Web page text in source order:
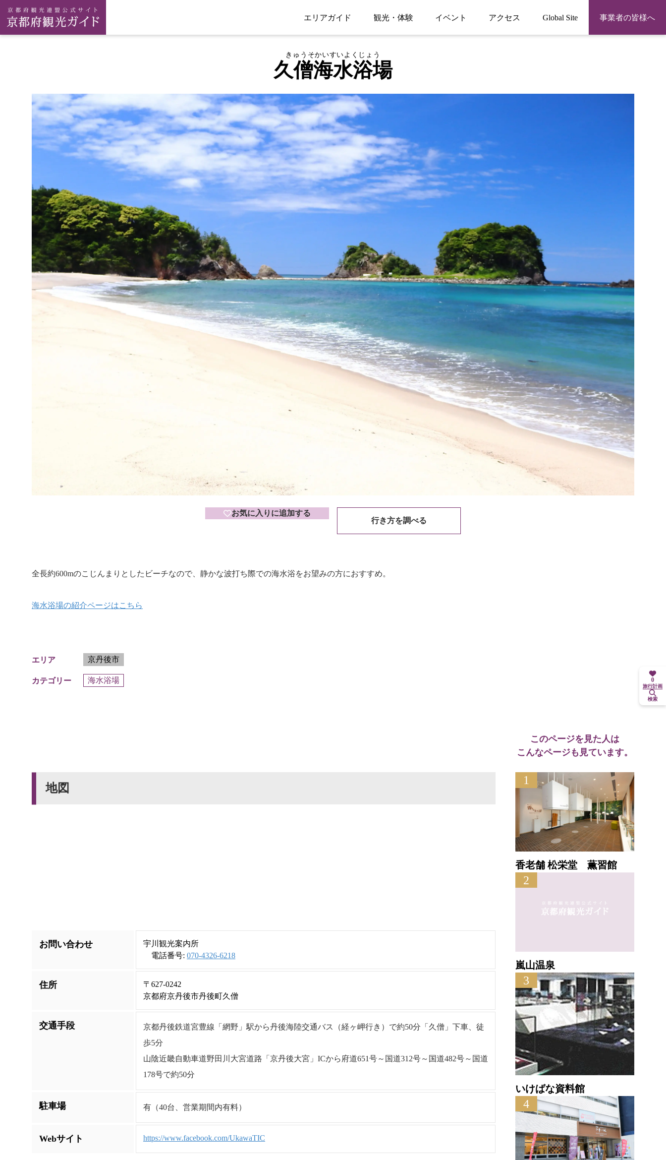
エリアガイド 観光・体験 イベント アクセス Global Site 事業者の皆様へ
久僧海水浴場
きゅうそかいすいよくじょう
お気に入りに追加する
行き方を調べる
全長約600mのこじんまりとしたビーチなので、静かな波打ち際での海水浴をお望みの方におすすめ。
海水浴場の紹介ページはこちら
エリア 京丹後市
カテゴリー 海水浴場
地図
お問い合わせ
宇川観光案内所
電話番号: 070-4326-6218
住所
〒627-0242
京都府京丹後市丹後町久僧
交通手段
京都丹後鉄道宮豊線「網野」駅から丹後海陸交通バス（経ヶ岬行き）で約50分「久僧」下車、徒
歩5分
山陰近畿自動車道野田川大宮道路「京丹後大宮」ICから府道651号～国道312号～国道482号～国道
178号で約50分
駐車場 有（40台、営業期間内有料）
Webサイト https://www.facebook.com/UkawaTIC
このページを見た人は
こんなページも見ています。
1
香老舗 松栄堂 薫習館
2
嵐山温泉
3
いけばな資料館
4
0
旅行計画
検索